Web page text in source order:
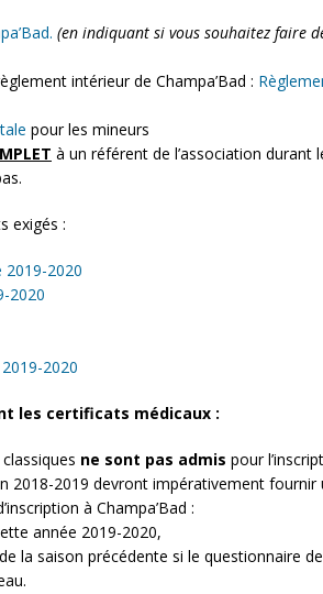
(en indiquant si vous souhaitez faire
intérieur de Champa’Bad :
pour les mineurs
à un référent de l’association durant
exigés :
2019-2020
2020
2020
les certificats médicaux :
ne sont pas admis pour
2018-2019 devront impérativement fournir
à Champa’Bad :
année 2019-2020,
la saison précédente si le questionnaire